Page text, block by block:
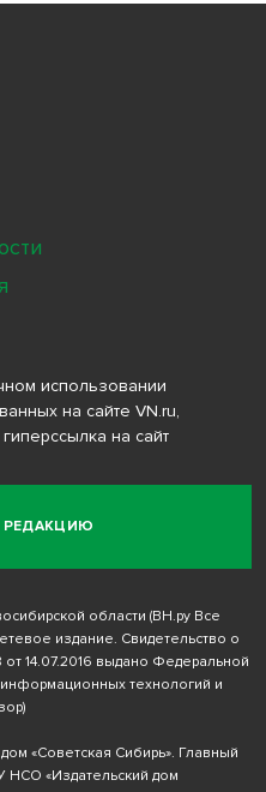
РЕДАКЦИЮ
использовании
на сайте VN.ru,
на сайт
области (ВН.ру Все
издание. Свидетельство о
14.07.2016 выдано Федеральной
технологий и
«Советская Сибирь». Главный
НСО «Издательский дом